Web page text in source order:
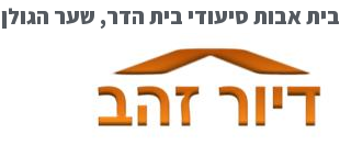
בית אבות סיעודי בית הדר, שער הגולן